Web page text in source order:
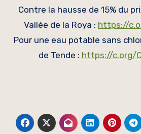
Contre la hausse de 15% du prix de l’eau dans la
Vallée de la Roya : https://
Pour une eau potable sans
de Tende : https://c.org/